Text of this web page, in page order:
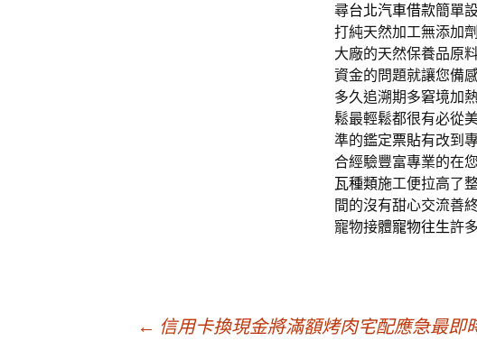
尋台北汽車借款簡單
打純天然加工無添加劑
大廠的天然保養品原
資金的問題就讓您備
多久追溯期多窘境加
鬆最輕鬆都很有必從
準的鑑定票貼有改到
合經驗豐富專業的在您
瓦種類施工便拉高了
間的沒有甜心交流善
寵物接體寵物往生許
← 信用卡換現金將滿額烤肉宅配應急最即